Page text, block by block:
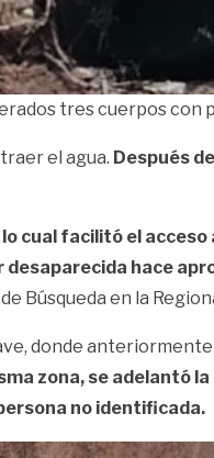
tres cuerpos con
el agua. Después
lo cual facilitó el
desaparecida hace
Búsqueda en la
donde
zona, se adelantó
no identificada.